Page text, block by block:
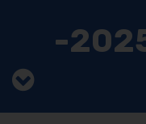
תוכנית עבודה 2025-